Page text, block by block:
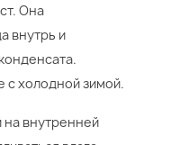
Она
внутрь и
с холодной зимой.
на внутренней